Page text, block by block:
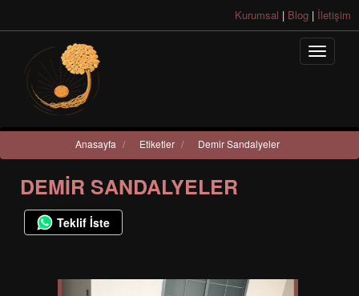
Kurumsal | Blog | İletişim
Anasayfa / Etiketler / Demir Sandalyeler
DEMIR SANDALYELER
Teklif İste